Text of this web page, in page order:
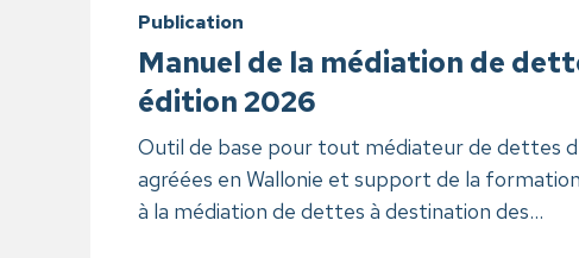
Publication
Manuel de la médiation de
édition 2026
Outil de base pour tout médiateur de dettes
agréées en Wallonie et support de la
à la médiation de dettes à destination des...